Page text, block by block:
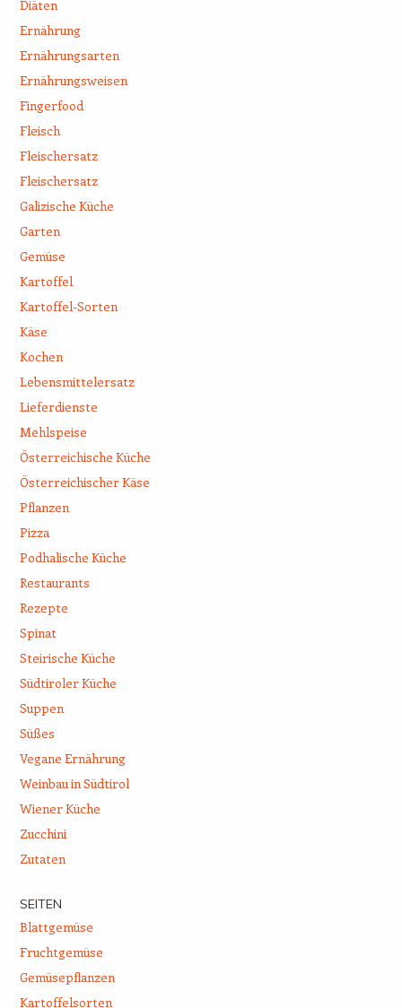
Diäten
Ernährung
Ernährungsarten
Ernährungsweisen
Fingerfood
Fleisch
Fleischersatz
Fleischersatz
Galizische Küche
Garten
Gemüse
Kartoffel
Kartoffel-Sorten
Käse
Kochen
Lebensmittelersatz
Lieferdienste
Mehlspeise
Österreichische Küche
Österreichischer Käse
Pflanzen
Pizza
Podhalische Küche
Restaurants
Rezepte
Spinat
Steirische Küche
Südtiroler Küche
Suppen
Süßes
Vegane Ernährung
Weinbau in Südtirol
Wiener Küche
Zucchini
Zutaten
SEITEN
Blattgemüse
Fruchtgemüse
Gemüsepflanzen
Kartoffelsorten